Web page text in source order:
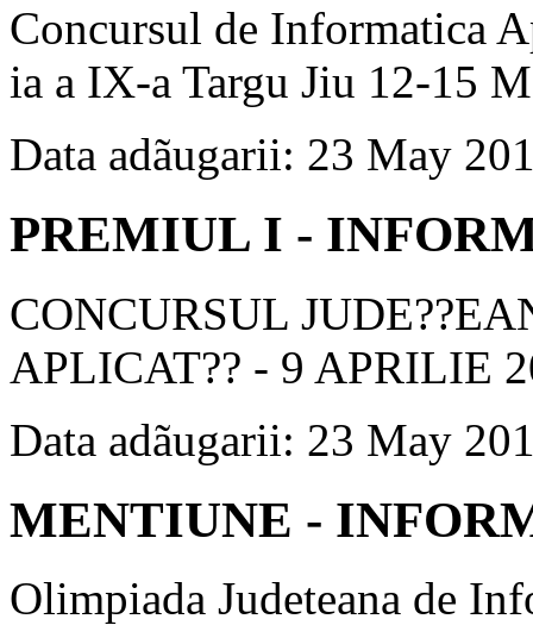
Concursul de Informatica
ia a IX-a Targu Jiu 12-15
Data adãugarii: 23 May
PREMIUL I -
CONCURSUL
APLICAT?? - 9 APRILIE
Data adãugarii: 23 May
MENTIUNE -
Olimpiada Judeteana de